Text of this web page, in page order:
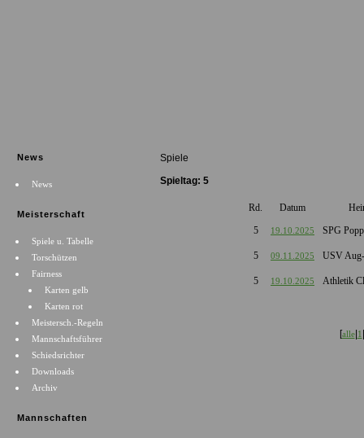
News
News
Meisterschaft
Spiele u. Tabelle
Torschützen
Fairness
Karten gelb
Karten rot
Meistersch.-Regeln
Mannschaftsführer
Schiedsrichter
Downloads
Archiv
Mannschaften
Spiele
Spieltag: 5
Rd. Datum
5
19.10.2025 SPG
5 09.11.2025 USV
5 19.10.2025 Athletik
[alle| 1